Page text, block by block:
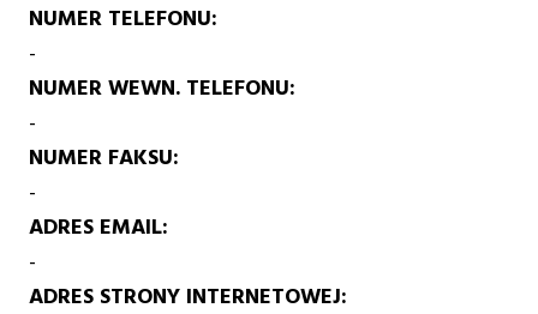
NUMER TELEFONU
-
NUMER WEWN. TELEFONU
-
NUMER FAKSU
-
ADRES EMAIL
-
ADRES STRONY INTERNETOWEJ